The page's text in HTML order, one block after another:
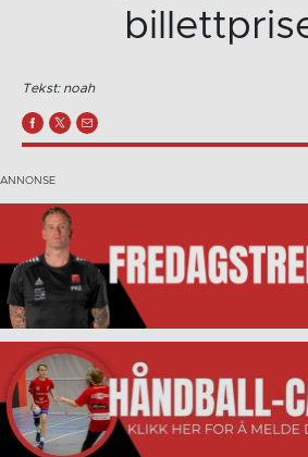
Tekst: noah